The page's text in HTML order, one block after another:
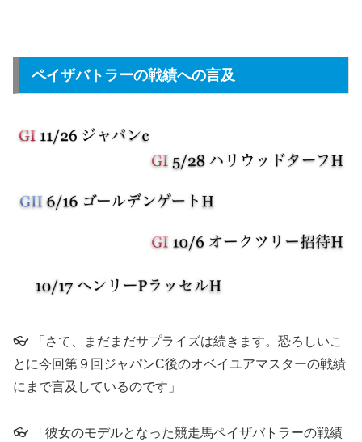
ペイザバトラーの戦績への言及
👓 「さて、まだまだサプライズは続きます。恐ろしいこ
とに今回第９回ジャパンC後のオベイユアマスターの戦績
にまで言及しているのです」
👓 「彼女のモデルとなった競走馬ペイザバトラーの戦績